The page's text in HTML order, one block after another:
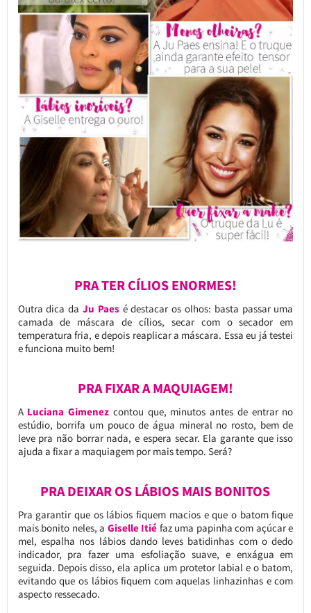
PRA TER CÍLIOS ENORMES!
Outra dica daJu Paesé destacar os olhos: basta passar uma
camada de máscara de cílios, secar com o secador em
temperatura fria, e depois reaplicar a máscara. Essa eu já testei
e funciona muito bem!
PRA FIXAR A MAQUIAGEM!
A Luciana Gimenez contou que, minutos antes de entrar no
estúdio, borrifa um pouco de água mineral no rosto, bem de
leve pra não borrar nada, e espera secar. Ela garante que isso
ajuda a fixar a maquiagem por mais tempo. Será?
PRA DEIXAR OS LÁBIOS MAIS BONITOS
Pra garantir que os lábios fiquem macios e que o batom fique
mais bonito neles, a Giselle Itié faz uma papinha com açúcar e
mel, espalha nos lábios dando leves batidinhas com o dedo
indicador, pra fazer uma esfoliação suave, e enxágua em
seguida. Depois disso, ela aplica um protetor labial e o batom,
evitando que os lábios fiquem com aquelas linhazinhas e com
aspecto ressecado.